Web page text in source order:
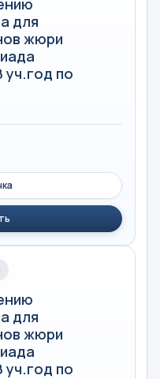
для
жюри
уч.год по
для
жюри
уч.год по